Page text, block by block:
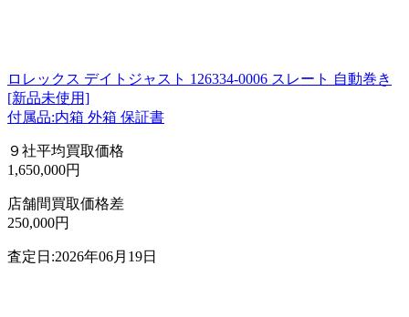
ロレックス デイトジャスト 126334-0006 スレート 自動巻き
[新品未使用]
付属品:内箱 外箱 保証書
９社平均買取価格
1,650,000円
店舗間買取価格差
250,000円
査定日:2026年06月19日